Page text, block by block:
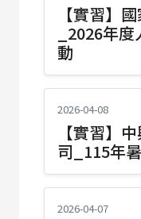
【實習】
_2026年
動
2026-04-08
【實習】
司_115年
2026-04-07